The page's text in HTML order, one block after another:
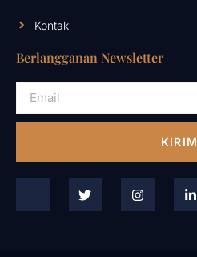
Kontak
Berlangganan Newsletter
KIRIM